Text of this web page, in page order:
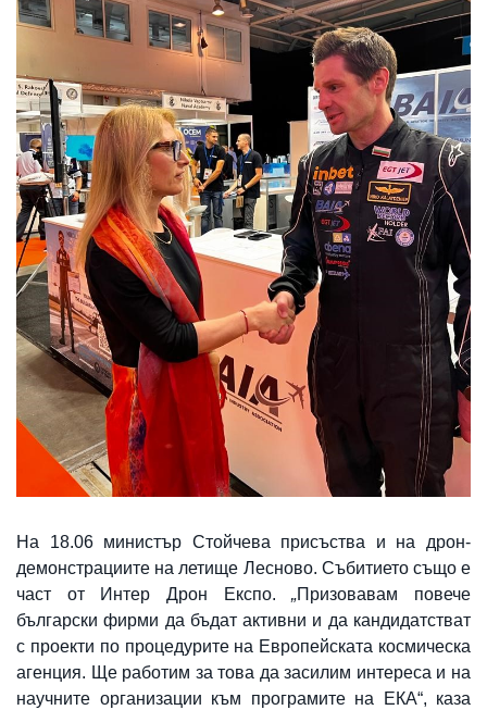
На 18.06 министър Стойчева присъства и на дрон-
демонстрациите на летище Лесново. Събитието също е
част от Интер Дрон Експо. „Призовавам повече
български фирми да бъдат активни и да кандидатстват
с проекти по процедурите на Европейската космическа
агенция. Ще работим за това да засилим интереса и на
научните организации към програмите на ЕКА“, каза